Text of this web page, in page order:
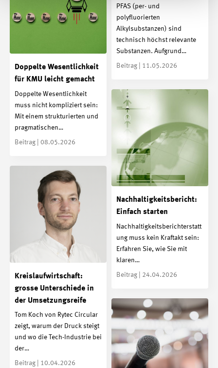
PFAS (per- und
polyfluorierten
Alkylsubstanzen) sind
technisch höchst relevante
Substanzen. Aufgrund…
Beitrag | 11.05.2026
Doppelte Wesentlichkeit
für KMU leicht gemacht
Doppelte Wesentlichkeit
muss nicht kompliziert sein:
Mit einem strukturierten und
pragmatischen…
Beitrag | 08.05.2026
Nachhaltigkeitsbericht:
Einfach starten
Nachhaltigkeitsberichterstatt
ung muss kein Kraftakt sein:
Erfahren Sie, wie Sie mit
klaren…
Beitrag | 24.04.2026
Kreislaufwirtschaft:
grosse Unterschiede in
der Umsetzungsreife
Tom Koch von Rytec Circular
zeigt, warum der Druck steigt
und wo die Tech-Industrie bei
der…
Beitrag | 10.04.2026